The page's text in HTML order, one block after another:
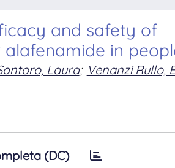
and safety of
in
Laura; Venanzi Rullo,
(DC)